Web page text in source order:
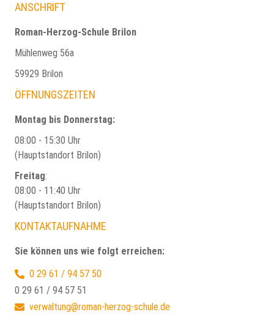
ANSCHRIFT
Roman-Herzog-Schule Brilon
Mühlenweg 56a
59929 Brilon
ÖFFNUNGSZEITEN
Montag bis Donnerstag:
08:00 - 15:30 Uhr
(Hauptstandort Brilon)
Freitag:
08:00 - 11:40 Uhr
(Hauptstandort Brilon)
KONTAKTAUFNAHME
Sie können uns wie folgt erreichen:
0 29 61 / 94 57 50
0 29 61 / 94 57 51
verwaltung@roman-herzog-schule.de